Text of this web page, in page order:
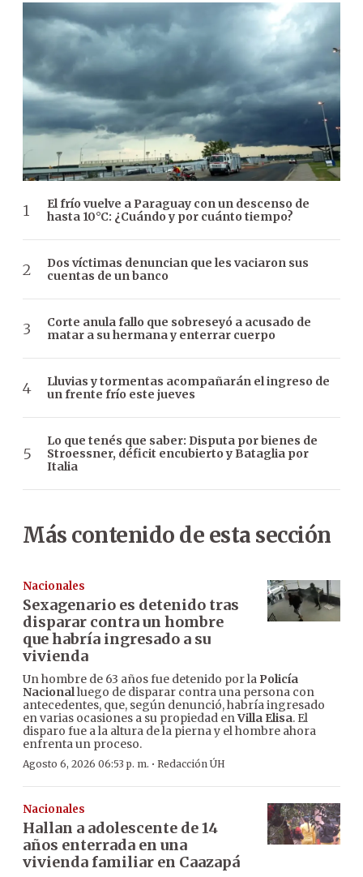
El frío vuelve a Paraguay con un descenso de
hasta 10°C: ¿Cuándo y por cuánto tiempo?
Dos víctimas denuncian que les vaciaron sus
cuentas de un banco
Corte anula fallo que sobreseyó a acusado de
matar a su hermana y enterrar cuerpo
Lluvias y tormentas acompañarán el ingreso de
un frente frío este jueves
Lo que tenés que saber: Disputa por bienes de
Stroessner, déficit encubierto y Bataglia por
Italia
Más contenido de esta sección
Nacionales
Sexagenario es detenido tras
disparar contra un hombre
que habría ingresado a su
vivienda
Un hombre de 63 años fue detenido por la Policía
Nacionalluego de disparar contra una persona con
antecedentes, que, según denunció, habría ingresado
en varias ocasiones a su propiedad enVilla Elisa. El
disparo fue a la altura de la pierna y el hombre ahora
enfrenta un proceso.
Agosto 6, 2026 06:53 p. m. · Redacción ÚH
Nacionales
Hallan a adolescente de 14
años enterrada en una
vivienda familiar en Caazapá